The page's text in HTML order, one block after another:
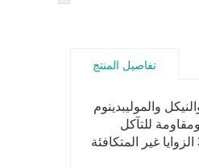
تفاصيل المنتج
والموليبدينوم
للتآكل
والأكسدة ، وخصائص ميكانيكية جيدة. قدمنا ​​هذه الزوايا SS في أنواع مختلفة مثل الفولاذ المقاوم للصدأ 310 الزوايا غير المتكافئة